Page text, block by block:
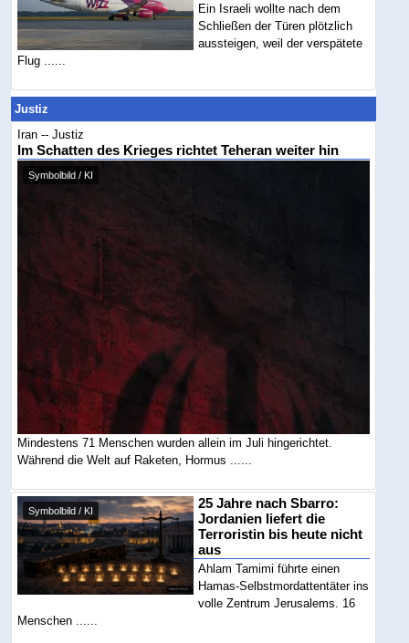
Ein Israeli wollte nach dem
Schließen der Türen plötzlich
aussteigen, weil der verspätete
Flug ......
Justiz
Iran -- Justiz
Im Schatten des Krieges richtet Teheran weiter hin
Symbolbild / KI
Mindestens 71 Menschen wurden allein im Juli hingerichtet.
Während die Welt auf Raketen, Hormus ......
Symbolbild / KI
25 Jahre nach Sbarro:
Jordanien liefert die
Terroristin bis heute nicht
aus
Ahlam Tamimi führte einen
Hamas-Selbstmordattentäter ins
volle Zentrum Jerusalems. 16
Menschen ......